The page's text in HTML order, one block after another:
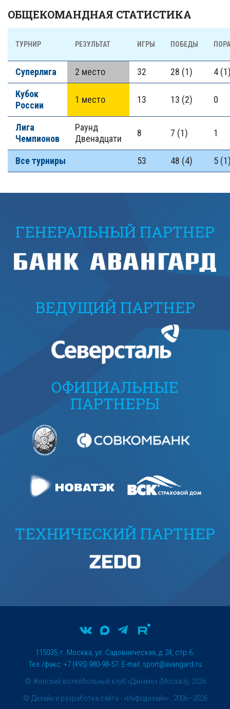
ОБЩЕКОМАНДНАЯ СТАТИСТИКА
ТУРНИР РЕЗУЛЬТАТ ИГРЫ ПОБЕДЫ
Суперлига 2 место 32 28 (1) 4
Кубок
России
1 место 13 13 (2) 0
Лига
Чемпионов
Раунд
Двенадцати
8 7 (1) 1
Все турниры 53 48 (4) 5
ГЕНЕРАЛЬНЫЙ ПАРТНЕР
ВЕДУЩИЙ ПАРТНЕР
ОФИЦИАЛЬНЫЕ
ПАРТНЕРЫ
ТЕХНИЧЕСКИЙ ПАРТНЕР
© Женский волейбольный клуб «Динамо» (Москва), 2026
115035, г. Москва, ул. Садовническая, д.24, стр.6.
Тел./факс: +7 (495) 980-98-57. E-mail: sport@avangard.ru
© Дизайн и разработка сайта - «Инфодизайн» , 2006—2026